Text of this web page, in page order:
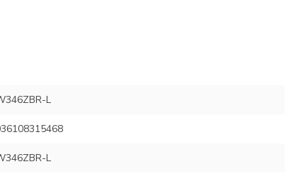
L
L